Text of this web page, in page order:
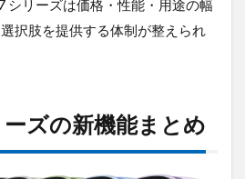
シリーズは価格・性能・用途の幅
択肢を提供する体制が整えられ
ズの新機能まとめ